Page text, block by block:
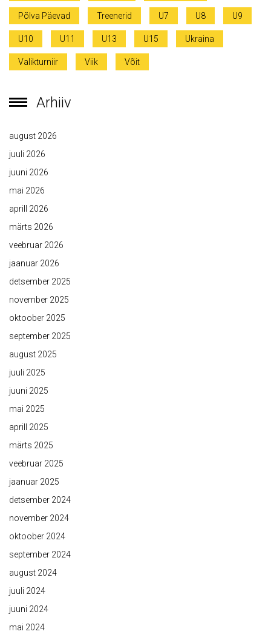
Põlva Päevad Treenerid U7 U8 U9
U10 U11 U13 U15 Ukraina
Valikturniir Viik Võit
Arhiiv
august 2026
juuli 2026
juuni 2026
mai 2026
aprill 2026
märts 2026
veebruar 2026
jaanuar 2026
detsember 2025
november 2025
oktoober 2025
september 2025
august 2025
juuli 2025
juuni 2025
mai 2025
aprill 2025
märts 2025
veebruar 2025
jaanuar 2025
detsember 2024
november 2024
oktoober 2024
september 2024
august 2024
juuli 2024
juuni 2024
mai 2024